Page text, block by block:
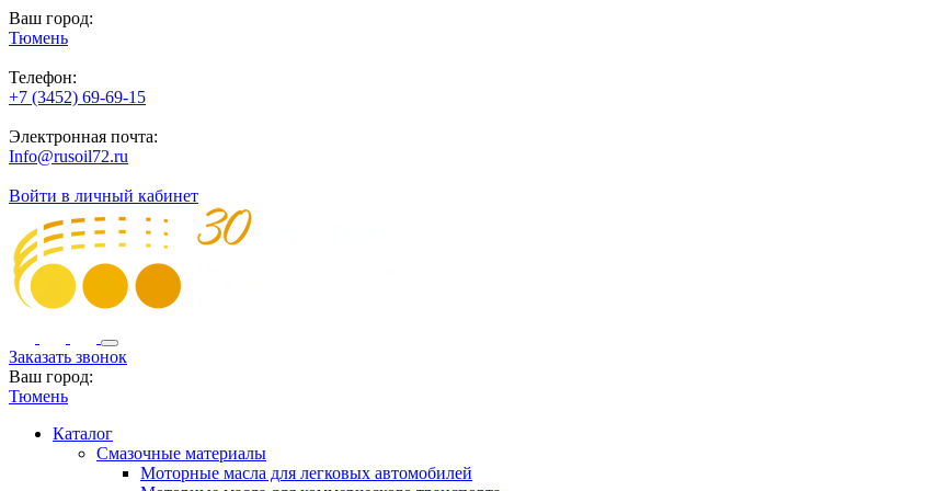
Ваш город:
Тюмень
Телефон:
+7 (3452) 69-69-15
Электронная почта:
Info@rusoil72.ru
Войти в личный кабинет
Заказать звонок
Ваш город:
Тюмень
Каталог
Смазочные материалы
Моторные масла для легковых автомобилей